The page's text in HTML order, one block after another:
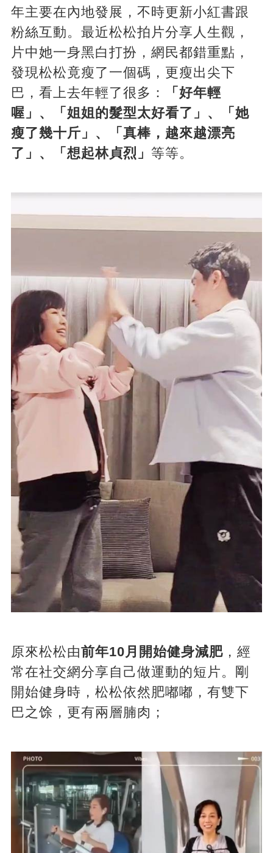
年主要在內地發展，不時更新小紅書跟
粉絲互動。最近松松拍片分享人生觀，
片中她一身黑白打扮，網民都錯重點，
發現松松竟瘦了一個碼，更瘦出尖下
巴，看上去年輕了很多：
「好年輕
喔」、「姐姐的髮型太好看了」、「她
瘦了幾十斤」、「真棒，越來越漂亮
了」、「想起林貞烈」 等等。
原來松松由前年10月開始健身減肥，經
常在社交網分享自己做運動的短片。剛
開始健身時，松松依然肥嘟嘟，有雙下
巴之馀，更有兩層腩肉；